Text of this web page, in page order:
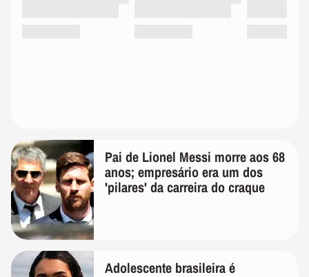
Pai de Lionel Messi morre aos 68
anos; empresário era um dos
'pilares' da carreira do craque
Adolescente brasileira é